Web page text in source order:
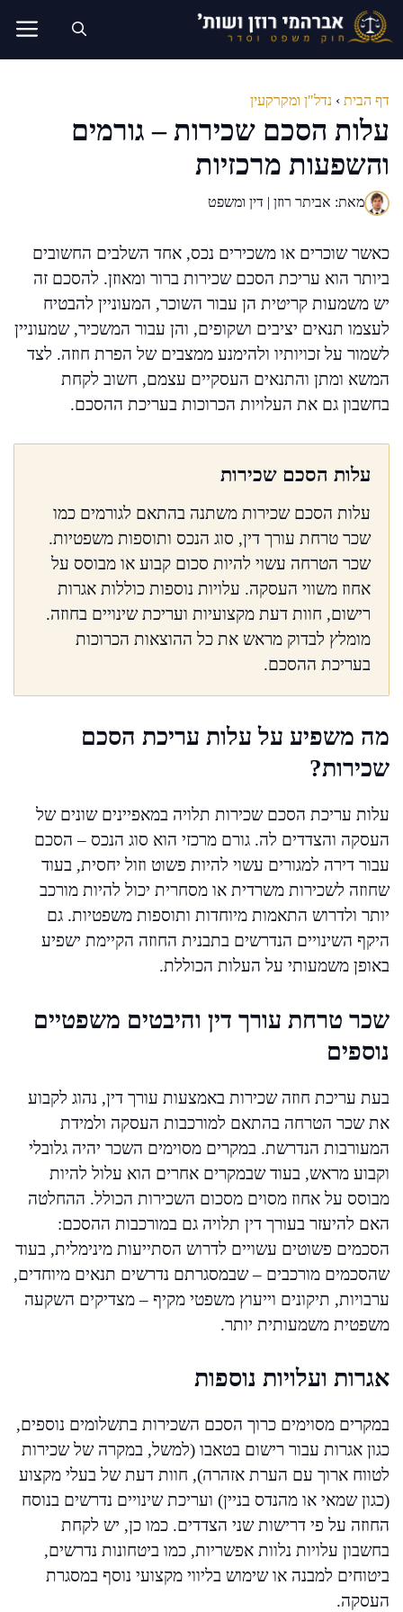
לדלג
לתוכן
דף הבית › נדל"ן ומקרקעין
עלות הסכם שכירות – גורמים
והשפעות מרכזיות
מאת: אביתר רוזן | דין ומשפט
כאשר שוכרים או משכירים נכס, אחד השלבים החשובים
ביותר הוא עריכת הסכם שכירות ברור ומאוזן. להסכם זה
יש משמעות קריטית הן עבור השוכר, המעוניין להבטיח
לעצמו תנאים יציבים ושקופים, והן עבור המשכיר, שמעוניין
לשמור על זכויותיו ולהימנע ממצבים של הפרת חוזה. לצד
המשא ומתן והתנאים העסקיים עצמם, חשוב לקחת
בחשבון גם את העלויות הכרוכות בעריכת ההסכם.
עלות הסכם שכירות
עלות הסכם שכירות משתנה בהתאם לגורמים כמו
שכר טרחת עורך דין, סוג הנכס ותוספות משפטיות.
שכר הטרחה עשוי להיות סכום קבוע או מבוסס על
אחוז משווי העסקה. עלויות נוספות כוללות אגרות
רישום, חוות דעת מקצועיות ועריכת שינויים בחוזה.
מומלץ לבדוק מראש את כל ההוצאות הכרוכות
בעריכת ההסכם.
מה משפיע על עלות עריכת הסכם
שכירות?
עלות עריכת הסכם שכירות תלויה במאפיינים שונים של
העסקה והצדדים לה. גורם מרכזי הוא סוג הנכס – הסכם
עבור דירה למגורים עשוי להיות פשוט וזול יחסית, בעוד
שחוזה לשכירות משרדית או מסחרית יכול להיות מורכב
יותר ולדרוש התאמות מיוחדות ותוספות משפטיות. גם
היקף השינויים הנדרשים בתבנית החוזה הקיימת ישפיע
באופן משמעותי על העלות הכוללת.
שכר טרחת עורך דין והיבטים משפטיים
נוספים
בעת עריכת חוזה שכירות באמצעות עורך דין, נהוג לקבוע
את שכר הטרחה בהתאם למורכבות העסקה ולמידת
המעורבות הנדרשת. במקרים מסוימים השכר יהיה גלובלי
וקבוע מראש, בעוד שבמקרים אחרים הוא עלול להיות
מבוסס על אחוז מסוים מסכום השכירות הכולל. ההחלטה
האם להיעזר בעורך דין תלויה גם במורכבות ההסכם:
הסכמים פשוטים עשויים לדרוש הסתייעות מינימלית, בעוד
שהסכמים מורכבים – שבמסגרתם נדרשים תנאים מיוחדים,
ערבויות, תיקונים וייעוץ משפטי מקיף – מצדיקים השקעה
משפטית משמעותית יותר.
אגרות ועלויות נוספות
במקרים מסוימים כרוך הסכם השכירות בתשלומים נוספים,
כגון אגרות עבור רישום בטאבו (למשל, במקרה של שכירות
לטווח ארוך עם הערת אזהרה), חוות דעת של בעלי מקצוע
(כגון שמאי או מהנדס בניין) ועריכת שינויים נדרשים בנוסח
החוזה על פי דרישות שני הצדדים. כמו כן, יש לקחת
בחשבון עלויות נלוות אפשריות, כמו ביטחונות נדרשים,
ביטוחים למבנה או שימוש בליווי מקצועי נוסף במסגרת
העסקה.